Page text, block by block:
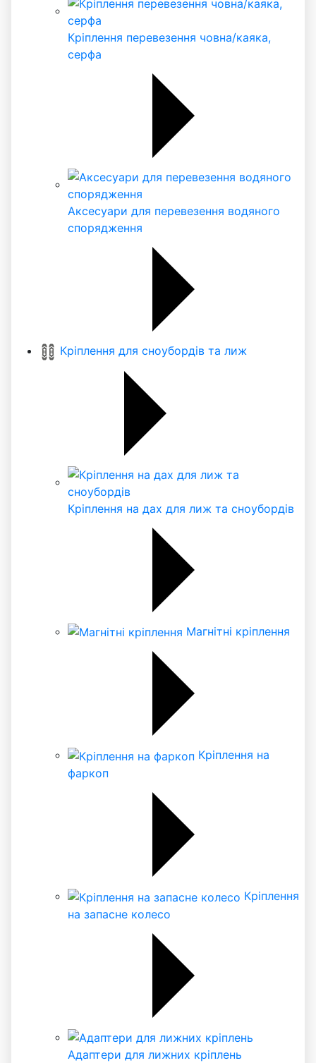
Кріплення перевезення човна/каяка,
серфа
Аксесуари для перевезення водяного
спорядження
Кріплення для сноубордів та лиж
Кріплення на дах для лиж та сноубордів
Магнітні кріплення
Кріплення на
фаркоп
Кріплення
на запасне колесо
Адаптери для лижних кріплень